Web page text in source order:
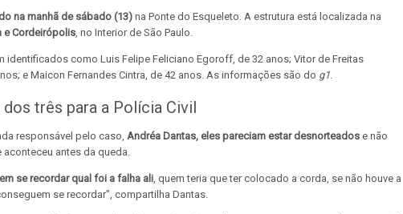
na manhã de sábado (13) na Ponte do Esqueleto. A estrutura está localizada na
e Cordeirópolis, no Interior de São Paulo.
identificados como Luis Felipe Feliciano Egoroff, de 32 anos; Vitor de Freitas
e Maicon Fernandes Cintra, de 42 anos. As informações são do g1.
três para a Polícia Civil
responsável pelo caso, Andréa Dantas, eles pareciam estar desnorteados e não
aconteceu antes da queda.
se recordar qual foi a falha ali, quem teria que ter colocado a corda, se não houve a
se recordar", compartilha Dantas.